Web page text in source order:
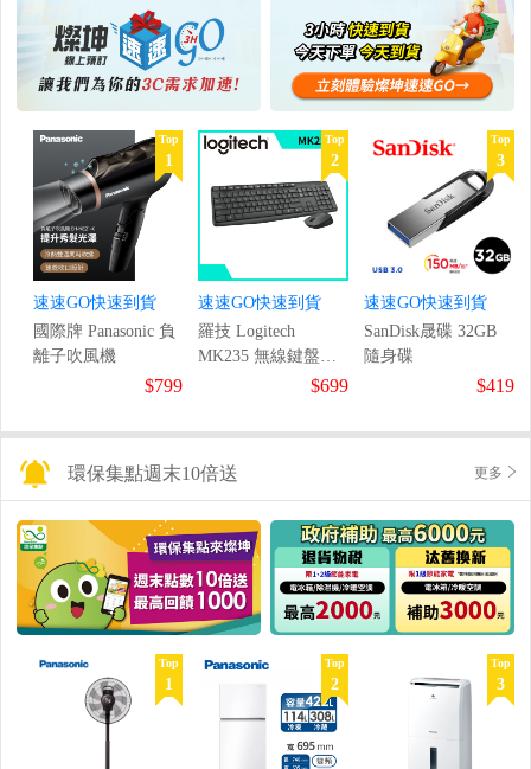
Top
1
速速GO快速到貨
國際牌 Panasonic 負
離子吹風機
$799
Top
2
速速GO快速到貨
羅技 Logitech
MK235 無線鍵盤滑
$699
Top
3
速速GO快速到貨
SanDisk晟碟 32GB
隨身碟
$419
環保集點週末10倍送 更多
Top
1
Top
2
Top
3